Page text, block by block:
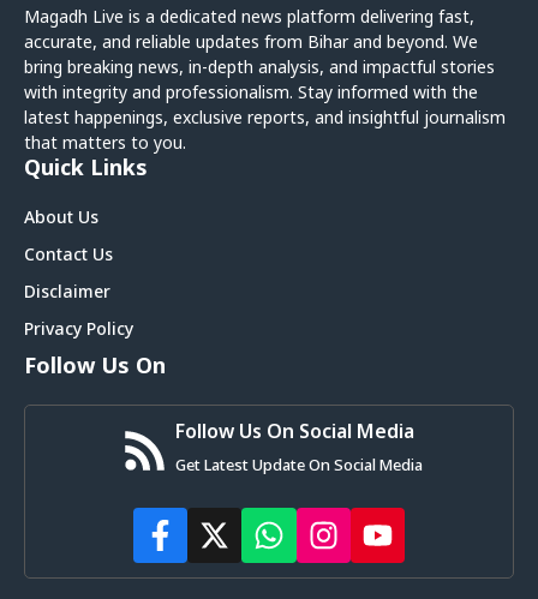
Magadh Live is a dedicated news platform delivering fast,
accurate, and reliable updates from Bihar and beyond. We
bring breaking news, in-depth analysis, and impactful stories
with integrity and professionalism. Stay informed with the
latest happenings, exclusive reports, and insightful journalism
that matters to you.
Quick Links
About Us
Contact Us
Disclaimer
Privacy Policy
Follow Us On
Follow Us On Social Media
Get Latest Update On Social Media